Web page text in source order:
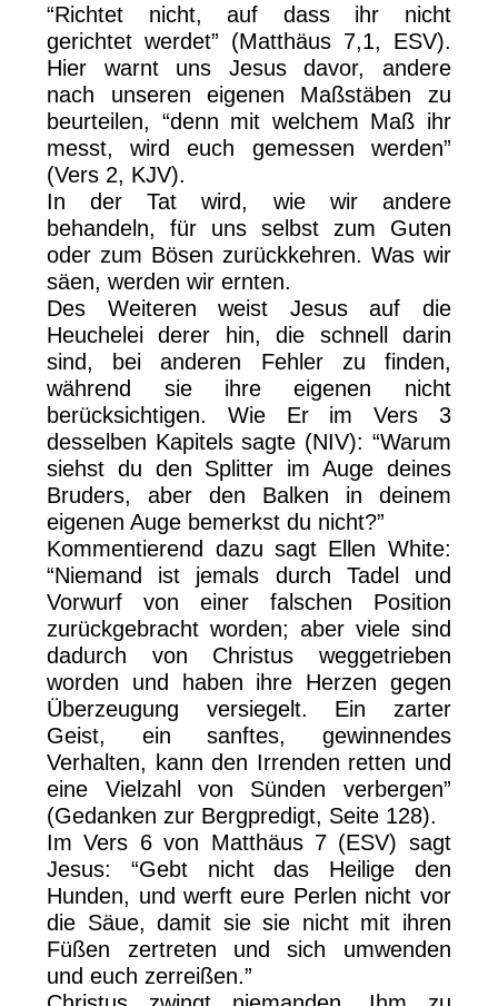
“Richtet nicht, auf dass ihr nicht
gerichtet werdet” (Matthäus 7,1, ESV).
Hier warnt uns Jesus davor, andere
nach unseren eigenen Maßstäben zu
beurteilen, “denn mit welchem Maß ihr
messt, wird euch gemessen werden”
(Vers 2, KJV).
In der Tat wird, wie wir andere
behandeln, für uns selbst zum Guten
oder zum Bösen zurückkehren. Was wir
säen, werden wir ernten.
Des Weiteren weist Jesus auf die
Heuchelei derer hin, die schnell darin
sind, bei anderen Fehler zu finden,
während sie ihre eigenen nicht
berücksichtigen. Wie Er im Vers 3
desselben Kapitels sagte (NIV): “Warum
siehst du den Splitter im Auge deines
Bruders, aber den Balken in deinem
eigenen Auge bemerkst du nicht?”
Kommentierend dazu sagt Ellen White:
“Niemand ist jemals durch Tadel und
Vorwurf von einer falschen Position
zurückgebracht worden; aber viele sind
dadurch von Christus weggetrieben
worden und haben ihre Herzen gegen
Überzeugung versiegelt. Ein zarter
Geist, ein sanftes, gewinnendes
Verhalten, kann den Irrenden retten und
eine Vielzahl von Sünden verbergen”
(Gedanken zur Bergpredigt, Seite 128).
Im Vers 6 von Matthäus 7 (ESV) sagt
Jesus: “Gebt nicht das Heilige den
Hunden, und werft eure Perlen nicht vor
die Säue, damit sie sie nicht mit ihren
Füßen zertreten und sich umwenden
und euch zerreißen.”